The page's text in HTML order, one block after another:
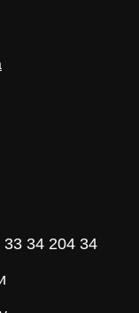
33 34 204 34